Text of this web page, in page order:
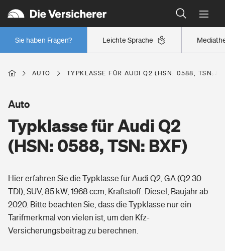
Leichte Sprache
Sie haben Fragen?
Wer versichert was: Jetzt Versicherer finden
Regionalklassen: So ist Ihre Region eingestuft
Wer versichert was: Jetzt Versicherer finden
Berufsunfähigkeitsversicherung
Erwerbsunfähigkeitsversicherung
Grundfähigkeitsversicherung
Arbeitsrechtsschutz
Berufshaftpflichtversicherung
Wohnen
Freizeit
Pri­vate Haft­pflicht­
Gesundheit
AUTO TYPKLASSE FÜR AUDI Q2 (HSN: 0588, TSN:
Typklasse für Audi Q2
(HSN: 0588, TSN: BXF)
Auto
Hier erfahren Sie die Typklasse für Audi Q2, GA (Q2 30
TDI), SUV, 85 kW, 1968 ccm, Kraftstoff: Diesel, Baujahr ab
2020. Bitte beachten Sie, dass die Typklasse nur ein
Tarifmerkmal von vielen ist, um den Kfz-
Versicherungsbeitrag zu berechnen.